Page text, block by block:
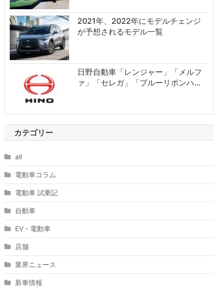
2021年、2022年にモデルチェンジ
が予想されるモデル一覧
日野自動車「レンジャー」「メルフ
ァ」「セレガ」「ブルーリボンハ…
カテゴリー
all
電動車コラム
電動車 試乗記
自動車
EV・電動車
店舗
業界ニュース
新車情報